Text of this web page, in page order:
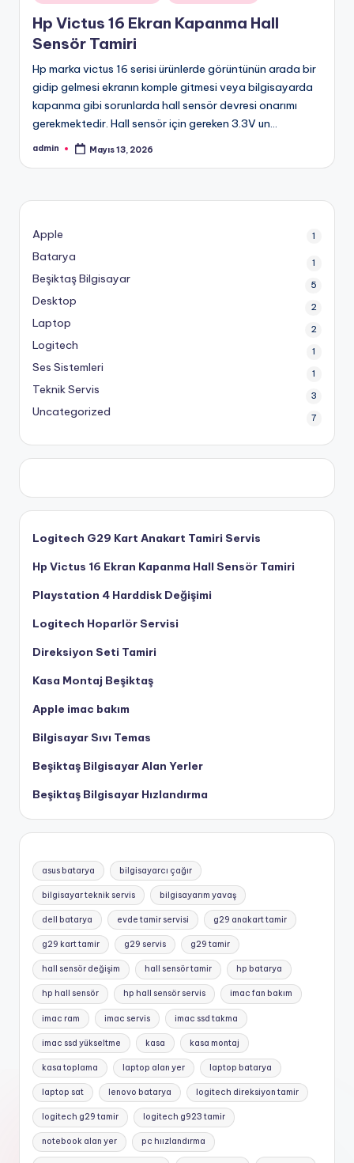
in
Hp Victus 16 Ekran Kapanma Hall
Sensör Tamiri
Hp marka victus 16 serisi ürünlerde görüntünün arada bir
gidip gelmesi ekranın komple gitmesi veya bilgisayarda
kapanma gibi sorunlarda hall sensör devresi onarımı
gerekmektedir. Hall sensör için gereken 3.3V un…
Posted
admin Mayıs 13, 2026
Apple 1
Batarya 1
Beşiktaş Bilgisayar 5
Desktop 2
Laptop 2
Logitech 1
Ses Sistemleri 1
Teknik Servis 3
Uncategorized 7
Logitech G29 Kart Anakart Tamiri Servis
Hp Victus 16 Ekran Kapanma Hall Sensör Tamiri
Playstation 4 Harddisk Değişimi
Logitech Hoparlör Servisi
Direksiyon Seti Tamiri
Kasa Montaj Beşiktaş
Apple imac bakım
Bilgisayar Sıvı Temas
Beşiktaş Bilgisayar Alan Yerler
Beşiktaş Bilgisayar Hızlandırma
asus batarya bilgisayarcı çağır
bilgisayar teknik servis bilgisayarım yavaş
dell batarya evde tamir servisi g29 anakart tamir
g29 kart tamir g29 servis g29 tamir
hall sensör değişim hall sensör tamir hp batarya
hp hall sensör hp hall sensör servis imac fan bakım
imac ram imac servis imac ssd takma
imac ssd yükseltme kasa kasa montaj
kasa toplama laptop alan yer laptop batarya
laptop sat lenovo batarya logitech direksiyon tamir
logitech g29 tamir logitech g923 tamir
notebook alan yer pc hıızlandırma